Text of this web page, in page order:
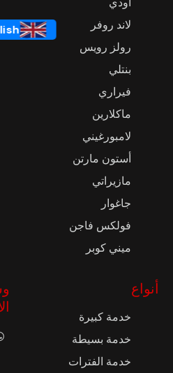
لاند روفر
رولز رويس
بنتلي
فيراري
ماكلارين
لامبورغيني
أستون مارتن
مازيراتي
جاغوار
فولكس فاجن
ميني كوبر
أنواع
خدمة كبيرة
خدمة بسيطة
خدمة الفترات